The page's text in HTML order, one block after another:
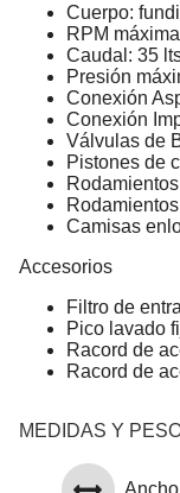
Cuerpo:
RPM
Caudal: 35
Presión
Conexión
Conexión
Válvulas de
Pistones de
Camisas
Accesorios
Filtro de
Pico lavado
Racord de
Racord de
MEDIDAS Y